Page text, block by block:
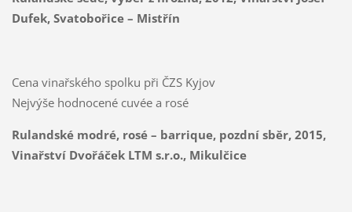
Dufek, Svatobořice – Mistřín
Cena vinařského spolku při ČZS Kyjov
Nejvýše hodnocené cuvée a rosé
Rulandské modré, rosé – barrique, pozdní sběr, 2015,
Vinařství Dvořáček LTM s.r.o., Mikulčice